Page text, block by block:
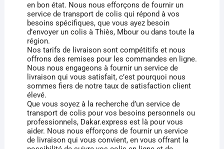
en bon état. Nous nous efforçons de fournir un
service de transport de colis qui répond à vos
besoins spécifiques, que vous ayez besoin
d’envoyer un colis à Thiès, Mbour ou dans toute la
région.
Nos tarifs de livraison sont compétitifs et nous
offrons des remises pour les commandes en ligne.
Nous nous engageons à fournir un service de
livraison qui vous satisfait, c’est pourquoi nous
sommes fiers de notre taux de satisfaction client
élevé.
Que vous soyez à la recherche d’un service de
transport de colis pour vos besoins personnels ou
professionnels, Dakar.express est là pour vous
aider. Nous nous efforçons de fournir un service
de livraison qui vous convient, en vous offrant la